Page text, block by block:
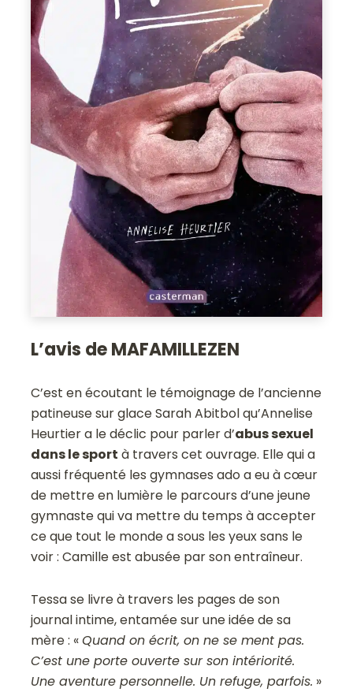
L’avis de MAFAMILLEZEN
C’est en écoutant le témoignage de l’ancienne
patineuse sur glace Sarah Abitbol qu’Annelise
Heurtier a le déclic pour parler d’abus sexuel
dans le sport à travers cet ouvrage. Elle qui a
aussi fréquenté les gymnases ado a eu à cœur
de mettre en lumière le parcours d’une jeune
gymnaste qui va mettre du temps à accepter
ce que tout le monde a sous les yeux sans le
voir : Camille est abusée par son entraîneur.
Tessa se livre à travers les pages de son
journal intime, entamée sur une idée de sa
mère : «Quand on écrit, on ne se ment pas.
C’est une porte ouverte sur son intériorité.
Une aventure personnelle. Un refuge, parfois. »